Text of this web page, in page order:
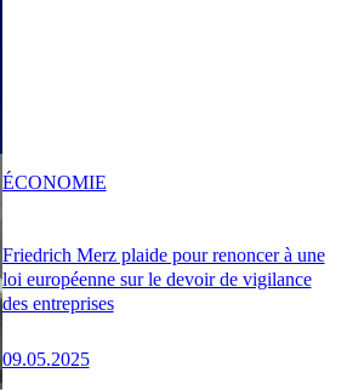
Friedrich Merz plaide pour renoncer à une
loi européenne sur le devoir de vigilance
des entreprises
09.05.2025
ÉCONOMIE